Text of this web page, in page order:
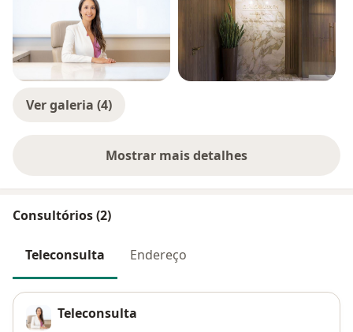
Ver galeria (4)
Mostrar mais detalhes
sobre a experiência
Consultórios (2)
Teleconsulta Endereço
Teleconsulta